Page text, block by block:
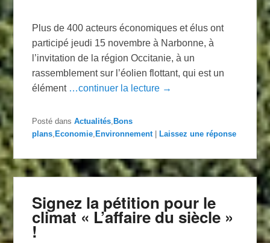
Plus de 400 acteurs économiques et élus ont
participé jeudi 15 novembre à Narbonne, à
l’invitation de la région Occitanie, à un
rassemblement sur l’éolien flottant, qui est un
élément …continuer la lecture →
Posté dans Actualités ,Bons
plans ,Economie ,Environnement |Laissez une réponse
Signez la pétition pour le
climat « L’affaire du siècle »
!